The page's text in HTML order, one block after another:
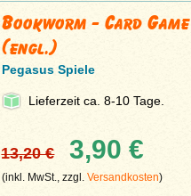
Bookworm - Card Game
(engl.)
Pegasus Spiele
Lieferzeit ca. 8-10 Tage.
13,20 € 3,90 €
(inkl. MwSt., zzgl.Versandkosten)